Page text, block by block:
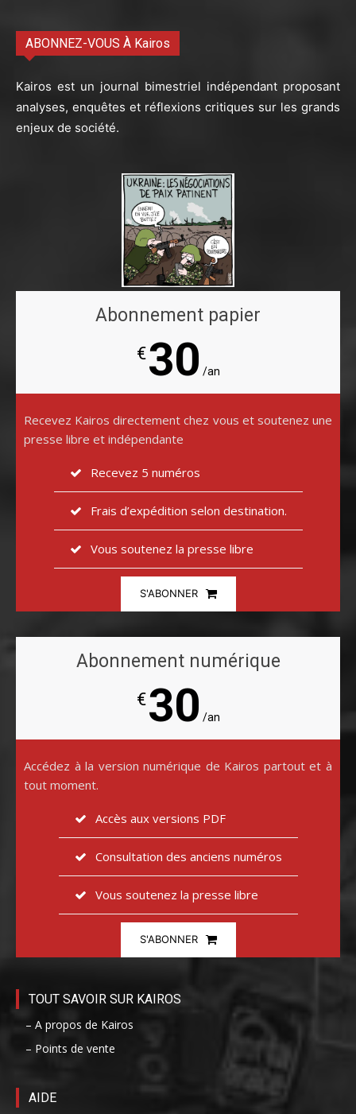
ABONNEZ-VOUS À Kairos
Kairos est un journal bimestriel indépendant proposant
analyses, enquêtes et réflexions critiques sur les grands
enjeux de société.
Abonnement papier
€30 /an
Recevez Kairos directement chez vous et soutenez une
presse libre et indépendante
Recevez 5 numéros
Frais d’expédition selon destination.
Vous soutenez la presse libre
S'ABONNER
Abonnement numérique
€30 /an
Accédez à la version numérique de Kairos partout et à
tout moment.
Accès aux versions PDF
Consultation des anciens numéros
Vous soutenez la presse libre
S'ABONNER
TOUT SAVOIR SUR KAIROS
– A propos de Kairos
– Points de vente
AIDE